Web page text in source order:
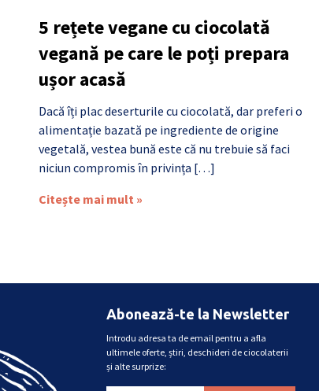
5 rețete vegane cu ciocolată
vegană pe care le poți prepara
ușor acasă
Dacă îți plac deserturile cu ciocolată, dar preferi o
alimentație bazată pe ingrediente de origine
vegetală, vestea bună este că nu trebuie să faci
niciun compromis în privința […]
Citește mai mult »
Abonează-te la Newsletter
Introdu adresa ta de email pentru a afla
ultimele oferte, știri, deschideri de ciocolaterii
și alte surprize: